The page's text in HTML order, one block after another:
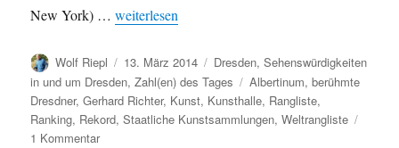
New York) …„Berühmte Dresdner: Gerhard Richter“
weiterlesen
Autor
Wolf Riepl
Veröffentlicht
am
13. März 2014 Kategorien
Dresden,Sehenswürdigkeiten
in und um Dresden,Zahl(en) des Tages Schlagwörter
Albertinum,berühmte
Dresdner,Gerhard Richter, Kunst, Kunsthalle, Rangliste,
Ranking, Rekord,Staatliche Kunstsammlungen,Weltrangliste
1 Kommentarzu